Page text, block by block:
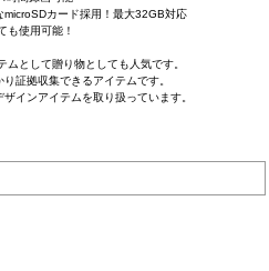
microSDカード採用！最大32GB対応
も使用可能！
として贈り物としても人気です。
証拠収集できるアイテムです。
インアイテムを取り扱っています。